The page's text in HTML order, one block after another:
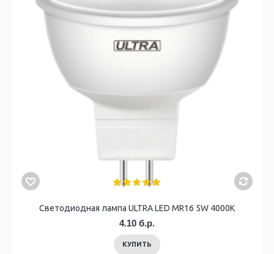
Светодиодная лампа ULTRA LED MR16 5W 4000K
4.10 б.р.
КУПИТЬ